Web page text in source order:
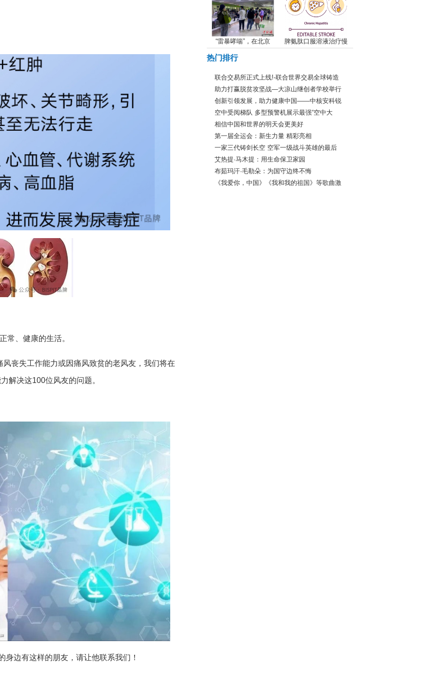
常、健康的生活。
丧失工作能力或因痛风致贫的老风友，我们将在
解决这100位风友的问题。
边有这样的朋友，请让他联系我们！
“雷暴哮喘”，在北京 脾氨肽口服溶液治疗慢
热门排行
联合交易所正式上线!-联合世界交易全球铸造
助力打赢脱贫攻坚战—大凉山继创者学校举行
创新引领发展，助力健康中国——中核安科锐
空中受阅梯队 多型预警机展示最强“空中大
相信中国和世界的明天会更美好
第一届全运会：新生力量 精彩亮相
一家三代铸剑长空 空军一级战斗英雄的最后
艾热提·马木提：用生命保卫家园
布茹玛汗·毛勒朵：为国守边终不悔
《我爱你，中国》《我和我的祖国》等歌曲激